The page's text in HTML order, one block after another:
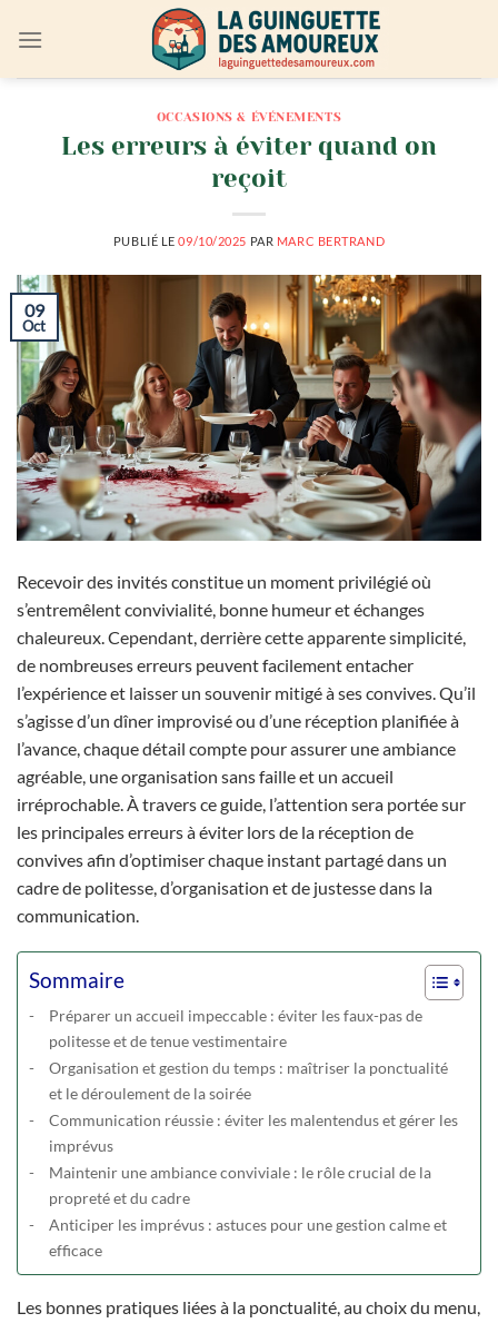
OCCASIONS & ÉVÉNEMENTS
Les erreurs à éviter quand on
reçoit
PUBLIÉ LE09/10/2025 PAR MARC BERTRAND
09
Oct
Recevoir des invités constitue un moment privilégié où
s’entremêlent convivialité, bonne humeur et échanges
chaleureux. Cependant, derrière cette apparente simplicité,
de nombreuses erreurs peuvent facilement entacher
l’expérience et laisser un souvenir mitigé à ses convives. Qu’il
s’agisse d’un dîner improvisé ou d’une réception planifiée à
l’avance, chaque détail compte pour assurer une ambiance
agréable, une organisation sans faille et un accueil
irréprochable. À travers ce guide, l’attention sera portée sur
les principales erreurs à éviter lors de la réception de
convives afin d’optimiser chaque instant partagé dans un
cadre de politesse, d’organisation et de justesse dans la
communication.
Sommaire
Préparer un accueil impeccable : éviter les faux-pas de
politesse et de tenue vestimentaire
Organisation et gestion du temps : maîtriser la ponctualité
et le déroulement de la soirée
Communication réussie : éviter les malentendus et gérer les
imprévus
Maintenir une ambiance conviviale : le rôle crucial de la
propreté et du cadre
Anticiper les imprévus : astuces pour une gestion calme et
efficace
Les bonnes pratiques liées à la ponctualité, au choix du menu,